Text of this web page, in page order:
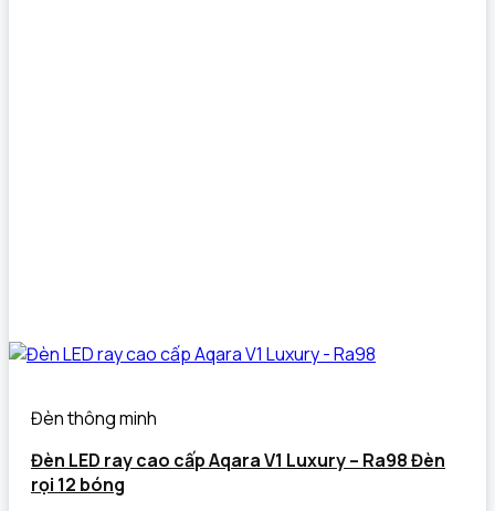
Đèn thông minh
Đèn LED ray cao cấp Aqara V1 Luxury – Ra98 Đèn
rọi 12 bóng